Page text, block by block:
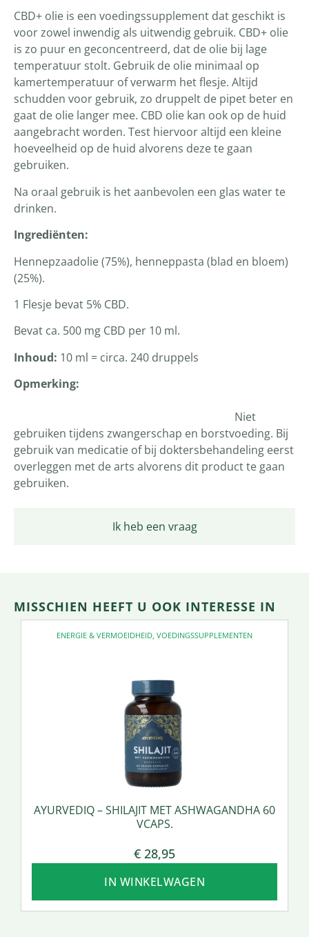
Ik heb een vraag
CBD+ olie is een voedingssupplement dat geschikt is
voor zowel inwendig als uitwendig gebruik. CBD+ olie
is zo puur en geconcentreerd, dat de olie bij lage
temperatuur stolt. Gebruik de olie minimaal op
kamertemperatuur of verwarm het flesje. Altijd
schudden voor gebruik, zo druppelt de pipet beter en
gaat de olie langer mee. CBD olie kan ook op de huid
aangebracht worden. Test hiervoor altijd een kleine
hoeveelheid op de huid alvorens deze te gaan
gebruiken.
Na oraal gebruik is het aanbevolen een glas water te
drinken.
Ingrediënten:
Hennepzaadolie (75%), henneppasta (blad en bloem)
(25%).
1 Flesje bevat 5% CBD.
Bevat ca. 500 mg CBD per 10 ml.
Inhoud: 10 ml = circa. 240 druppels
Opmerking:
Niet
gebruiken tijdens zwangerschap en borstvoeding. Bij
gebruik van medicatie of bij doktersbehandeling eerst
overleggen met de arts alvorens dit product te gaan
gebruiken.
MISSCHIEN HEEFT U OOK INTERESSE IN
ENERGIE & VERMOEIDHEID, VOEDINGSSUPPLEMENTEN
AYURVEDIQ – SHILAJIT MET ASHWAGANDHA 60
VCAPS.
€ 28,95
IN WINKELWAGEN